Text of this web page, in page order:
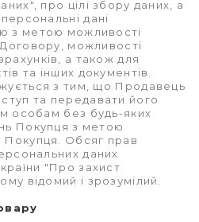
про цілі збору даних, а
дані
з метою можливості
можливості
а також для
та інших документів.
з тим, що Продавець
та передавати його
особам без будь-яких
Покупця з метою
Покупця. Обсяг прав
даних
"Про захист
відомий і зрозумілий.